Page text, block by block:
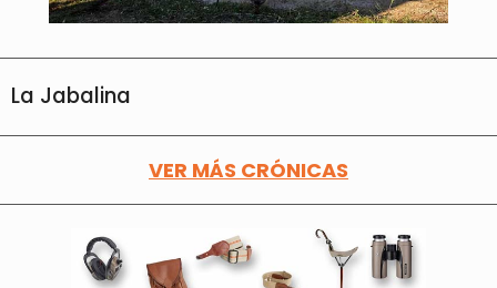
La Jabalina
VER MÁS CRÓNICAS